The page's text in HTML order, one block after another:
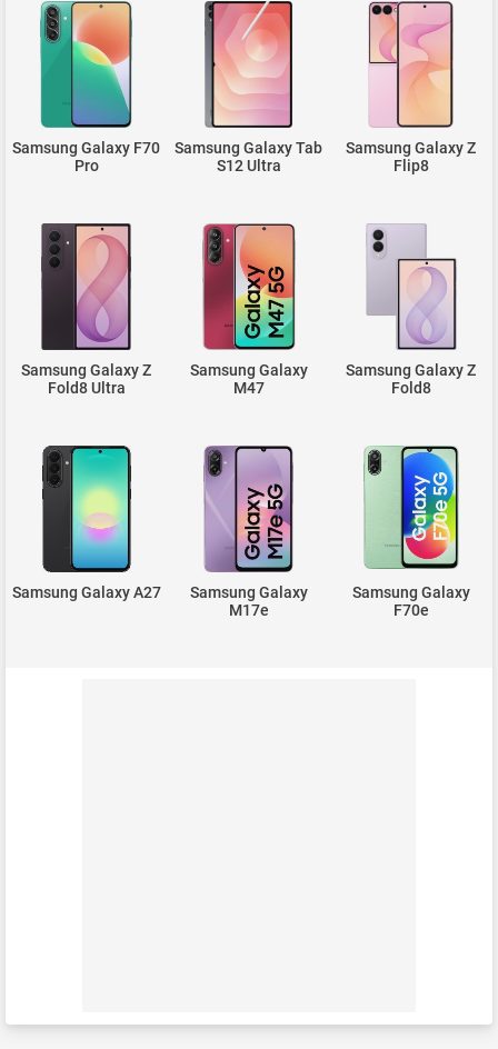
Samsung Galaxy F70
Pro
Samsung Galaxy Tab
S12 Ultra
Samsung Galaxy Z
Flip8
Samsung Galaxy Z
Fold8 Ultra
Samsung Galaxy
M47
Samsung Galaxy Z
Fold8
Samsung Galaxy A27
Samsung Galaxy
M17e
Samsung Galaxy
F70e